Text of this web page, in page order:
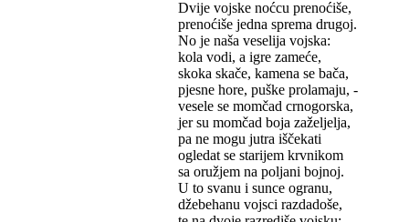
Dvije vojske noćcu prenoćiše,
prenoćiše jedna sprema drugoj.
No je naša veselija vojska:
kola vodi, a igre zameće,
skoka skače, kamena se bača,
pjesne hore, puške prolamaju, -
vesele se momčad crnogorska,
jer su momčad boja zaželjelja,
pa ne mogu jutra iščekati
ogledat se starijem krvnikom
sa oružjem na poljani bojnoj.
U to svanu i sunce ogranu,
džebehanu vojsci razdadoše,